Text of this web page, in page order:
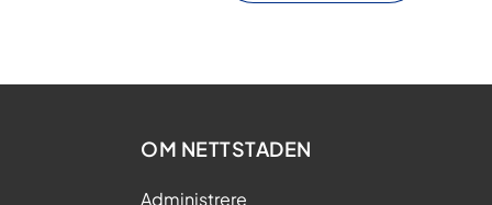
OM NETTSTADEN
Administrere